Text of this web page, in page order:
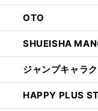
OTO
SHUEISHA
ジャンプキャラ
HAPPY PLUS